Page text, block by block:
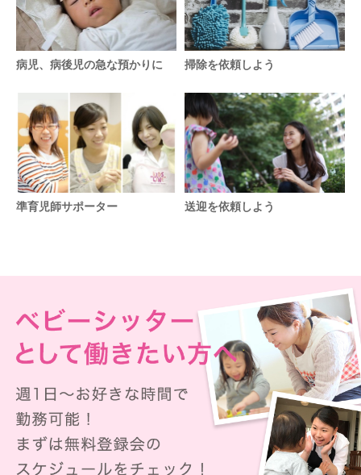
病児、病後児の急な預かりに 掃除を依頼しよう
準育児師サポーター 送迎を依頼しよう